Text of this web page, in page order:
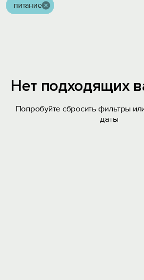
питание
Нет подходящих
Попробуйте сбросить фильтры
даты